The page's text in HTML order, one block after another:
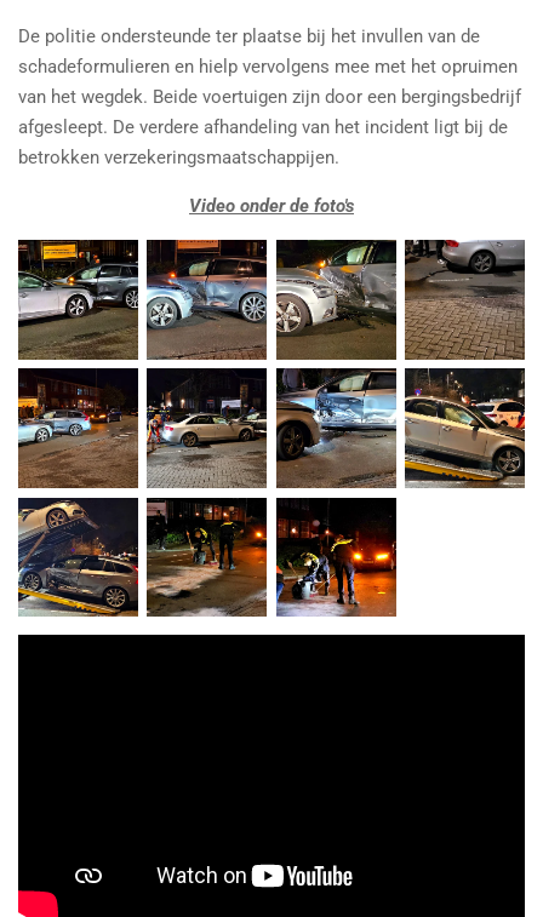
De politie ondersteunde ter plaatse bij het invullen van de
schadeformulieren en hielp vervolgens mee met het opruimen
van het wegdek. Beide voertuigen zijn door een bergingsbedrijf
afgesleept. De verdere afhandeling van het incident ligt bij de
betrokken verzekeringsmaatschappijen.
Video onder de foto's